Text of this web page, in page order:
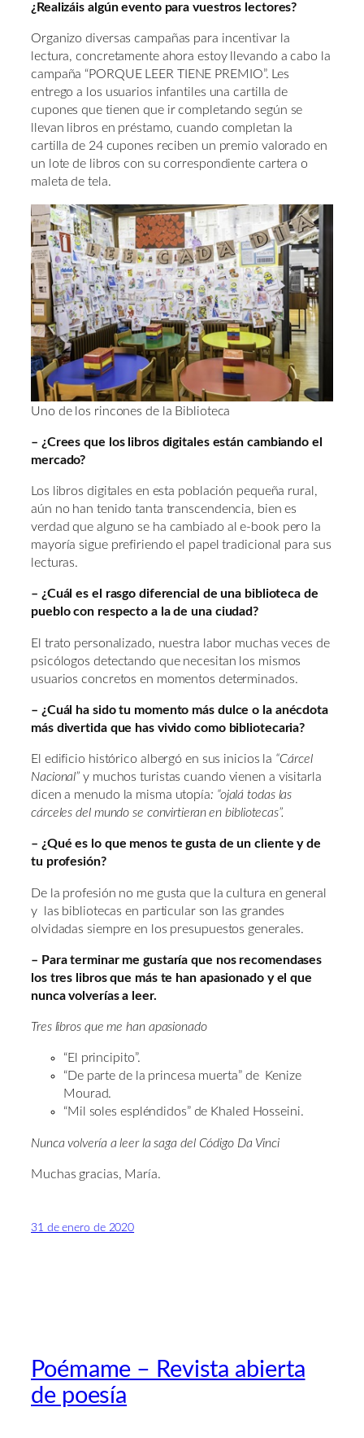
¿Realizáis algún evento para vuestros lectores?
Organizo diversas campañas para incentivar la
lectura, concretamente ahora estoy llevando a cabo la
campaña “PORQUE LEER TIENE PREMIO”. Les
entrego a los usuarios infantiles una cartilla de
cupones que tienen que ir completando según se
llevan libros en préstamo, cuando completan la
cartilla de 24 cupones reciben un premio valorado en
un lote de libros con su correspondiente cartera o
maleta de tela.
Uno de los rincones de la Biblioteca
– ¿Crees que los libros digitales están cambiando el
mercado?
Los libros digitales en esta población pequeña rural,
aún no han tenido tanta transcendencia, bien es
verdad que alguno se ha cambiado al e-book pero la
mayoría sigue prefiriendo el papel tradicional para sus
lecturas.
– ¿Cuál es el rasgo diferencial de una biblioteca de
pueblo con respecto a la de una ciudad?
El trato personalizado, nuestra labor muchas veces de
psicólogos detectando que necesitan los mismos
usuarios concretos en momentos determinados.
– ¿Cuál ha sido tu momento más dulce o la anécdota
más divertida que has vivido como bibliotecaria?
El edificio histórico albergó en sus inicios la “Cárcel
Nacional” y muchos turistas cuando vienen a visitarla
dicen a menudo la misma utopía: “ojalá todas las
cárceles del mundo se convirtieran en bibliotecas”.
– ¿Qué es lo que menos te gusta de un cliente y de
tu profesión?
De la profesión no me gusta que la cultura en general
y las bibliotecas en particular son las grandes
olvidadas siempre en los presupuestos generales.
– Para terminar me gustaría que nos recomendases
los tres libros que más te han apasionado y el que
nunca volverías a leer.
Tres libros que me han apasionado
“El principito”.
“De parte de la princesa muerta” de Kenize
Mourad.
“Mil soles espléndidos” de Khaled Hosseini.
Nunca volvería a leer la saga del Código Da Vinci
Muchas gracias, María.
31 de enero de 2020
Poémame – Revista abierta
de poesía